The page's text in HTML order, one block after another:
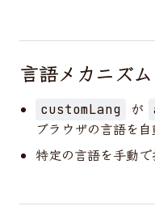
言語メカニズム
customLang が
ブラウザの言語を
特定の言語を手動